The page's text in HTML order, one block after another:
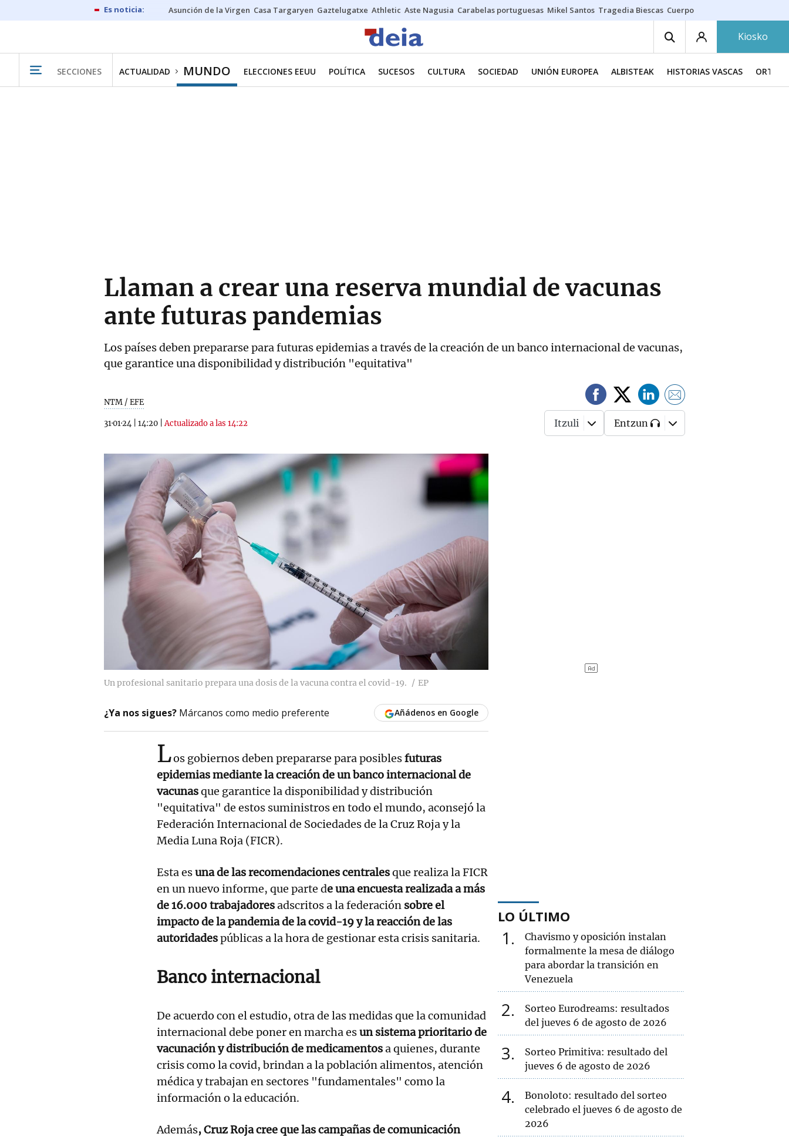
Asunción de la Virgen Casa Targaryen Gaztelugatxe Athletic Aste Nagusia Carabelas portuguesas Mikel Santos Tragedia Biescas Cuerpo ría
Kiosko
SECCIONES ACTUALIDAD MUNDO ELECCIONES EEUU POLÍTICA SUCESOS CULTURA SOCIEDAD UNIÓN EUROPEA ALBISTEAK HISTORIAS VASCAS
Llaman a crear una reserva mundial de vacunas
ante futuras pandemias
Los países deben prepararse para futuras epidemias a través de la creación de un banco internacional de vacunas,
que garantice una disponibilidad y distribución "equitativa"
NTM / EFE
31·01·24 14:20 |Actualizado a las 14:22 Itzuli Entzun
Un profesional sanitario prepara una dosis de la vacuna contra el covid-19. EP
¿Ya nos sigues? Márcanos como medio preferente Añádenos en Google
Los gobiernos deben prepararse paraposiblesfuturas
epidemias mediante la creación de un banco internacional de
vacunasque garantice la disponibilidad y distribución
"equitativa" de estos suministros en todo el mundo, aconsejó la
Federación Internacional de Sociedades de la Cruz Roja y la
Media Luna Roja (FICR).
Esta esuna de las recomendaciones centralesque realiza la FICR
en un nuevo informe, que parte de una encuesta realizada a más
de 16.000 trabajadoresadscritos a la federación sobre el
impacto de la pandemia de la covid-19 y la reacción de las
autoridadespúblicas a la hora de gestionar esta crisis sanitaria.
Banco internacional
De acuerdo con el estudio, otra de las medidas que la comunidad
internacional debe poner en marcha esun sistema prioritario de
vacunación y distribución de medicamentosa quienes, durante
crisis como la covid, brindan a la población alimentos, atención
médica y trabajan en sectores "fundamentales" como la
información o la educación.
Además, Cruz Roja cree que las campañas de comunicación
LO ÚLTIMO
1
Chavismo y oposición instalan
formalmente la mesa de diálogo
para abordar la transición en
Venezuela
2
Sorteo Eurodreams: resultados
del jueves 6 de agosto de 2026
3
Sorteo Primitiva: resultado del
jueves 6 de agosto de 2026
4
Bonoloto: resultado del sorteo
celebrado el jueves 6 de agosto de
2026